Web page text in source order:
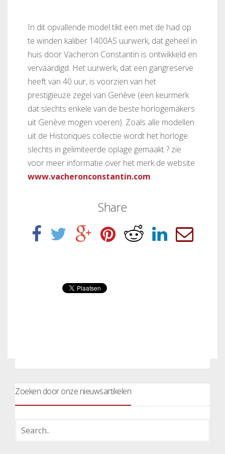
In dit opvallende model tikt een met de had op
te winden kaliber 1400AS uurwerk, dat geheel in
huis door Vacheron Constantin is ontwikkeld en
vervaardigd. Het uurwerk, dat een gangreserve
heeft van 40 uur, is voorzien van het
prestigieuze zegel van Genève (een keurmerk
dat slechts enkele van de beste horlogemakers
uit Genève mogen voeren). Zoals alle modellen
uit de Historiques collectie wordt het horloge
slechts in gelimiteerde oplage gemaakt ? zie
voor meer informatie over het merk de website
www.vacheronconstantin.com.
Share
Zoeken door onze nieuwsartikelen